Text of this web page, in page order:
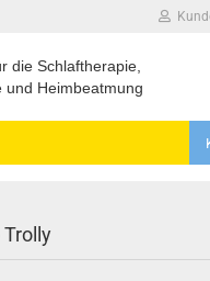
die Schlaftherapie,
und Heimbeatmung
Trolly